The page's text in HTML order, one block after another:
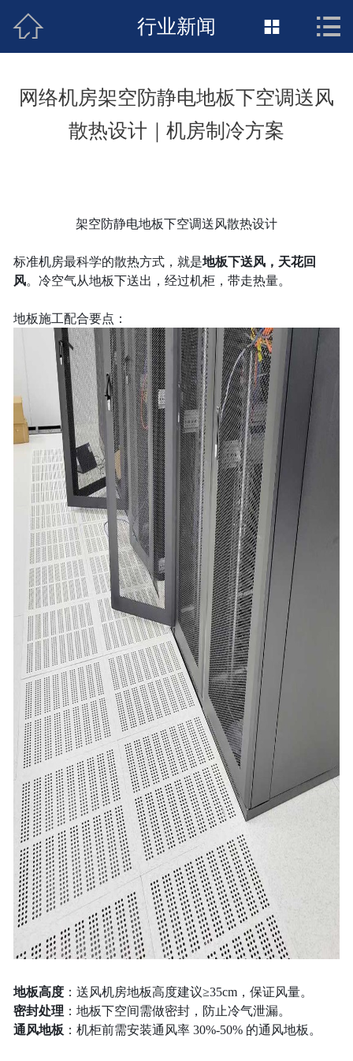
接地工程首页
新闻动态
案例展示
联络惠发
 行业新闻  
网络机房架空防静电地板下空调送风
散热设计｜机房制冷方案
架空防静电地板下空调送风散热设计
标准机房最科学的散热方式，就是地板下送风，天花回
风。冷空气从地板下送出，经过机柜，带走热量。
地板施工配合要点：
地板高度：送风机房地板高度建议≥35cm，保证风量。
密封处理 ：地板下空间需做密封，防止冷气泄漏。
通风地板：机柜前需安装通风率 30%‑50% 的通风地板。